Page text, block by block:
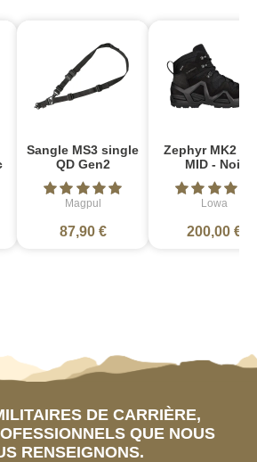
Sangle MS3 single
QD Gen2
Magpul
87,90 €
Zephyr MK2
MID - Noir
Lowa
200,00 €
DE CARRIÈRE,
QUE NOUS
RENSEIGNONS.